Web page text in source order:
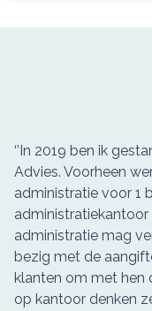
‘’In 2019 ben ik
Advies. Voorheen
administratie voor 1
administratie mag
bezig met de
klanten om met hen
op kantoor denken